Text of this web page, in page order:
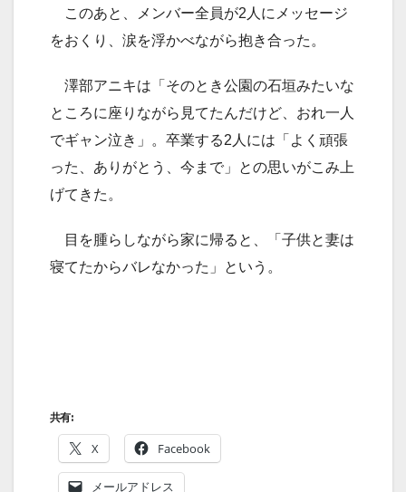
このあと、メンバー全員が2人にメッセージ
をおくり、涙を浮かべながら抱き合った。
澤部アニキは「そのとき公園の石垣みたいな
ところに座りながら見てたんだけど、おれ一人
でギャン泣き」。卒業する2人には「よく頑張
った、ありがとう、今まで」との思いがこみ上
げてきた。
目を腫らしながら家に帰ると、「子供と妻は
寝てたからバレなかった」という。
共有:
X Facebook
メールアドレス